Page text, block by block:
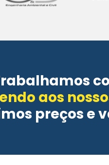
aos
preços e